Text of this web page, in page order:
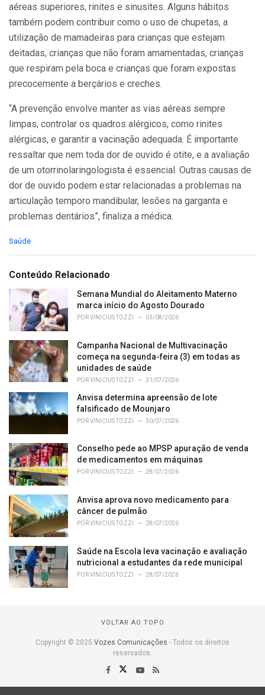
aéreas superiores, rinites e sinusites. Alguns hábitos
também podem contribuir como o uso de chupetas, a
utilização de mamadeiras para crianças que estejam
deitadas, crianças que não foram amamentadas, crianças
que respiram pela boca e crianças que foram expostas
precocemente a berçários e creches.
“A prevenção envolve manter as vias aéreas sempre
limpas, controlar os quadros alérgicos, como rinites
alérgicas, e garantir a vacinação adequada. É importante
ressaltar que nem toda dor de ouvido é otite, e a avaliação
de um otorrinolaringologista é essencial. Outras causas de
dor de ouvido podem estar relacionadas a problemas na
articulação temporo mandibular, lesões na garganta e
problemas dentários”, finaliza a médica.
C
e
o
i
Saúde
Conteúdo Relacionado
Semana Mundial do Aleitamento Materno
marca início do Agosto Dourado
PORVINICIUS TOZZI 03/08/2026
Campanha Nacional de Multivacinação
começa na segunda-feira (3) em todas as
unidades de saúde
PORVINICIUS TOZZI 31/07/2026
Anvisa determina apreensão de lote
falsificado de Mounjaro
PORVINICIUS TOZZI 30/07/2026
Conselho pede ao MPSP apuração de venda
de medicamentos em máquinas
PORVINICIUS TOZZI 28/07/2026
Anvisa aprova novo medicamento para
câncer de pulmão
PORVINICIUS TOZZI 28/07/2026
Saúde na Escola leva vacinação e avaliação
nutricional a estudantes da rede municipal
PORVINICIUS TOZZI 28/07/2026
VOLTAR AO TOPO
Copyright © 2025 Vozes Comunicações - Todos os direitos
reservados.